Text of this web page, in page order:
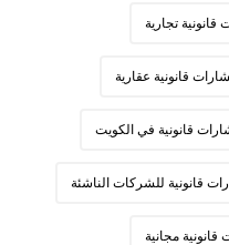
تجارية
قانونية عقارية
قانونية في الكويت
قانونية للشركات الناشئة
مجانية